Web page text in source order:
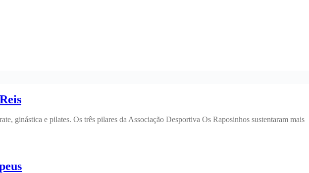
ginástica e pilates. Os três pilares da Associação Desportiva Os Raposinhos sustentaram mais